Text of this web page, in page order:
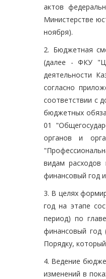
актов
Министерстве
ноября).
2. Бюджетная
(далее - ФКУ
деятельности
согласно
соответствии с
бюджетных
01
органов и
видам расходов
финансовый год
3. В целях
год на этапе
период) по
финансовый год
Порядку,
4. Ведение
изменений в